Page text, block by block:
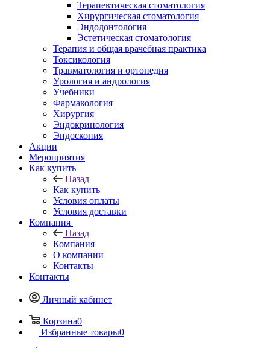
Терапевтическая стоматология
Хирургическая стоматология
Эндодонтология
Эстетическая стоматология
Терапия и общая врачебная практика
Токсикология
Травматология и ортопедия
Урология и андрология
Учебники
Фармакология
Хирургия
Эндокринология
Эндоскопия
Акции
Мероприятия
Как купить
Назад
Как купить
Условия оплаты
Условия доставки
Компания
Назад
Компания
О компании
Контакты
Контакты
Личный кабинет
Корзина0
Избранные товары0